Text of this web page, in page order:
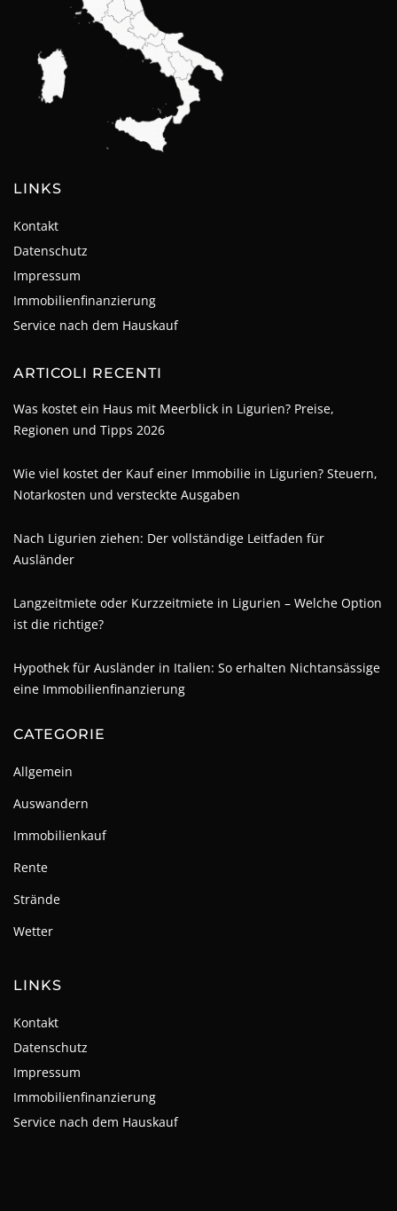
LINKS
Kontakt
Datenschutz
Impressum
Immobilienfinanzierung
Service nach dem Hauskauf
ARTICOLI RECENTI
Was kostet ein Haus mit Meerblick in Ligurien? Preise,
Regionen und Tipps 2026
Wie viel kostet der Kauf einer Immobilie in Ligurien? Steuern,
Notarkosten und versteckte Ausgaben
Nach Ligurien ziehen: Der vollständige Leitfaden für
Ausländer
Langzeitmiete oder Kurzzeitmiete in Ligurien – Welche Option
ist die richtige?
Hypothek für Ausländer in Italien: So erhalten Nichtansässige
eine Immobilienfinanzierung
CATEGORIE
Allgemein
Auswandern
Immobilienkauf
Rente
Strände
Wetter
LINKS
Kontakt
Datenschutz
Impressum
Immobilienfinanzierung
Service nach dem Hauskauf